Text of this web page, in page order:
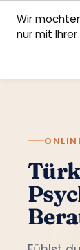
Wir
nur mit